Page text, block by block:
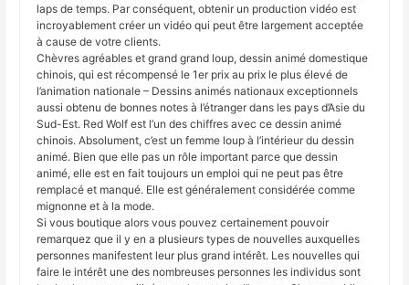
laps de temps. Par conséquent, obtenir un production vidéo est
incroyablement créer un vidéo qui peut être largement acceptée
à cause de votre clients.
Chèvres agréables et grand grand loup, dessin animé domestique
chinois, qui est récompensé le 1er prix au prix le plus élevé de
l’animation nationale – Dessins animés nationaux exceptionnels
aussi obtenu de bonnes notes à l’étranger dans les pays d’Asie du
Sud-Est. Red Wolf est l’un des chiffres avec ce dessin animé
chinois. Absolument, c’est un femme loup à l’intérieur du dessin
animé. Bien que elle pas un rôle important parce que dessin
animé, elle est en fait toujours un emploi qui ne peut pas être
remplacé et manqué. Elle est généralement considérée comme
mignonne et à la mode.
Si vous boutique alors vous pouvez certainement pouvoir
remarquez que il y en a plusieurs types de nouvelles auxquelles
personnes manifestent leur plus grand intérêt. Les nouvelles qui
faire le intérêt une des nombreuses personnes les individus sont